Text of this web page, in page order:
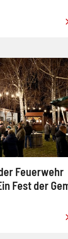
Feuerwehr
Fest der